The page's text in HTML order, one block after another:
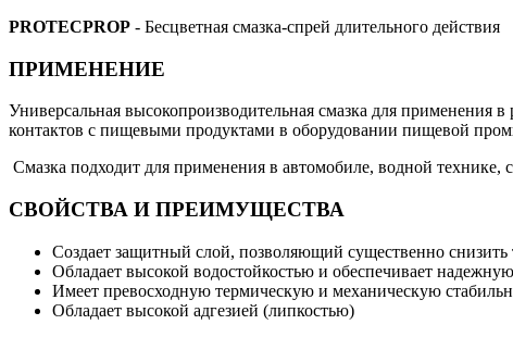
PROTECPROP - Бесцветная смазка-спрей длительного действия
ПРИМЕНЕНИЕ
Универсальная высокопроизводительная смазка для
контактов с пищевыми продуктами в оборудовании пищевой
Смазка подходит для применения в автомобиле, водной
СВОЙСТВА И ПРЕИМУЩЕСТВА
Создает защитный слой, позволяющий существенно снизить
Обладает высокой водостойкостью и обеспечивает
Имеет превосходную термическую и механическую
Обладает высокой адгезией (липкостью)